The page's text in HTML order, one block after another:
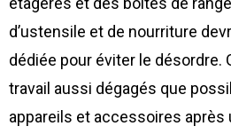
d’ustensile et de nourriture
dédiée pour éviter le désordre.
travail aussi dégagés que
appareils et accessoires après